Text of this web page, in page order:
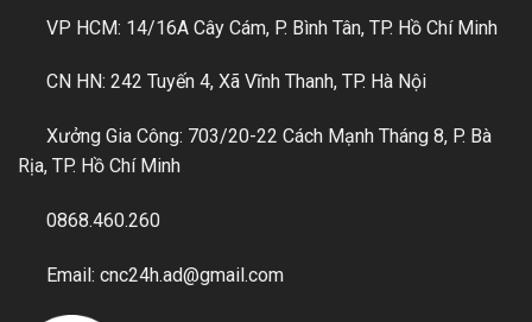
VP HCM: 14/16A Cây Cám, P. Bình Tân, TP. Hồ Chí Minh
CN HN: 242 Tuyến 4, Xã Vĩnh Thanh, TP. Hà Nội
Xưởng Gia Công: 703/20-22 Cách Mạnh Tháng 8, P. Bà
Rịa, TP. Hồ Chí Minh
0868.460.260
Email: cnc24h.ad@gmail.com